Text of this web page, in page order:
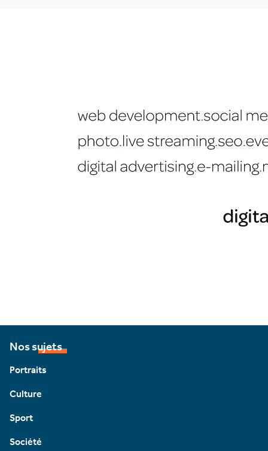
Nos sujets
Portraits
Culture
Sport
Société